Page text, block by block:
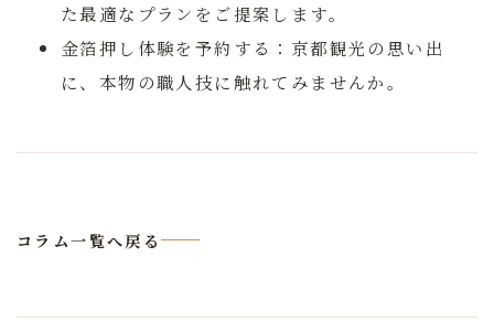
た最適なプランをご提案します。
金箔押し体験を予約する： 京都観光の思い出
に、本物の職人技に触れてみませんか。
コラム一覧へ戻る